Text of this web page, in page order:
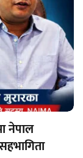
नेपाल